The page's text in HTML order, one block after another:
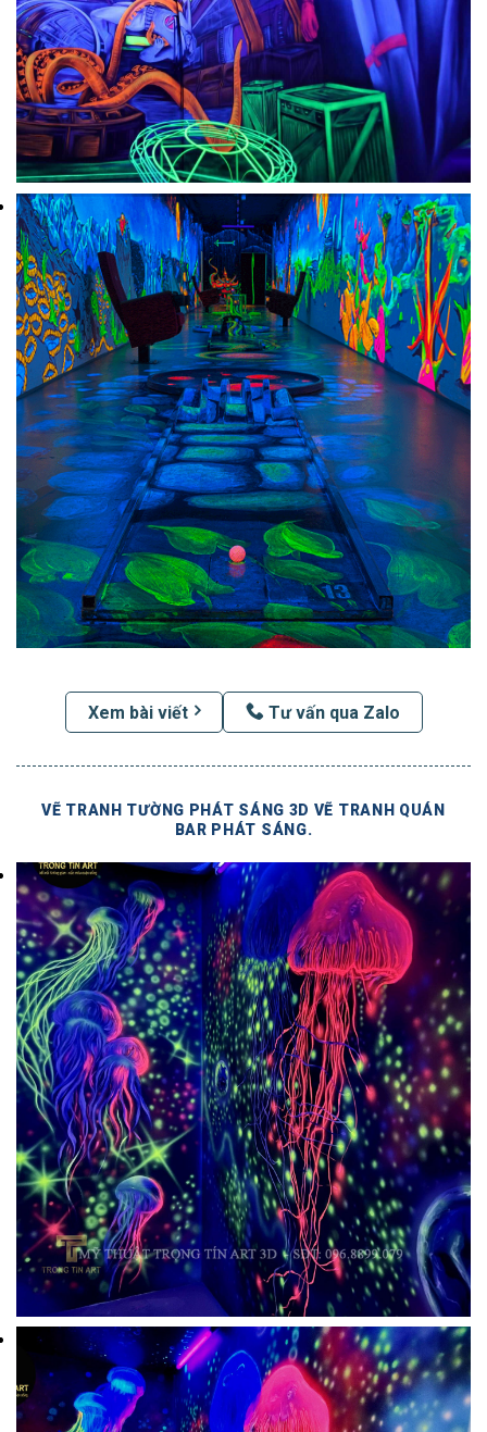
Xem bài viết Tư vấn qua Zalo
VẼ TRANH TƯỜNG PHÁT SÁNG 3D VẼ TRANH QUÁN
BAR PHÁT SÁNG.